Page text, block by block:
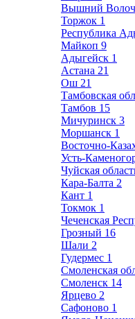
Вышний
Торжок 1
Республика
Майкоп 9
Адыгейск 1
Астана 21
Ош 21
Тамбовская
Тамбов 15
Мичуринск 3
Моршанск 1
Восточно-
Усть-
Чуйская
Кара-Балта 2
Кант 1
Токмок 1
Чеченская
Грозный 16
Шали 2
Гудермес 1
Смоленская
Смоленск 14
Ярцево 2
Сафоново 1